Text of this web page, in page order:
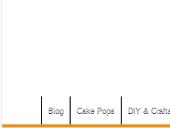
Blog Cake Pops DIY &